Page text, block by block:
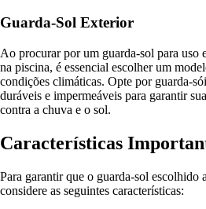
Guarda-Sol Exterior
Ao procurar por um guarda-sol para uso
na piscina, é essencial escolher um
condições climáticas. Opte por guarda-
duráveis e impermeáveis para garantir
contra a chuva e o sol.
Características
Para garantir que o guarda-sol escolhido
considere as seguintes características: